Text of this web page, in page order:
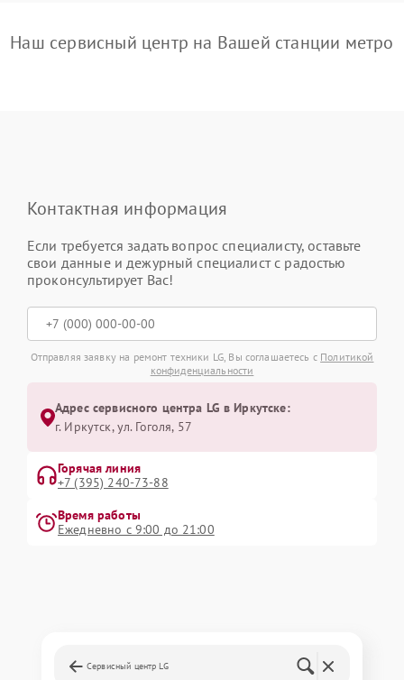
Наш сервисный центр на Вашей станции метро
Контактная информация
Если требуется задать вопрос специалисту, оставьте
свои данные и дежурный специалист с радостью
проконсультирует Вас!
Отправляя заявку на ремонт техники LG, Вы соглашаетесь с Политикой
конфиденциальности
Адрес сервисного центра LG в Иркутске:
г. Иркутск, ул. ​Гоголя, 57
Горячая линия
+7 (395) 240-73-88
Время работы
Ежедневно с 9:00 до 21:00
Сервисный центр LG